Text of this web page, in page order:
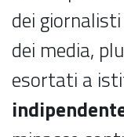
dei
dei media,
esortati a